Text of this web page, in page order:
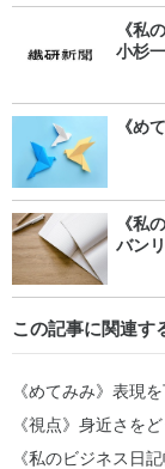
《私
小杉
《め
《私
バン
この記事に関連す
《めてみみ》表現
《視点》身近さを
《私のビジネス日